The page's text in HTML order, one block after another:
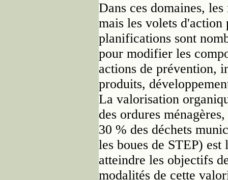
Dans ces domaines,
mais les volets d'action
planifications sont
pour modifier les
actions de prévention,
produits,
La valorisation
des ordures
30 % des déchets
les boues de STEP)
atteindre les objectifs
modalités de cette